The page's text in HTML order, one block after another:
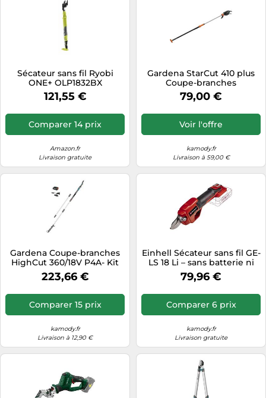
Sécateur sans fil Ryobi
ONE+ OLP1832BX
121,55 €
Comparer 14 prix
Amazon.fr
Livraison gratuite
Gardena StarCut 410 plus
Coupe-branches
télescopique, 230-410 cm
12001-20
79,00 €
Voir l'offre
kamody.fr
Livraison à 59,00 €
Gardena Coupe-branches
HighCut 360/18V P4A- Kit
prêt à l'emploi 14776-20
223,66 €
Comparer 15 prix
kamody.fr
Livraison à 12,90 €
Einhell Sécateur sans fil GE-
LS 18 Li – sans batterie ni
chargeur – 3408300
79,96 €
Comparer 6 prix
kamody.fr
Livraison gratuite